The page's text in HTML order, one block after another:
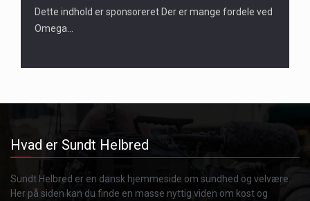
Dette indhold er sponsoreret Der er mange fordele ved
Omega…
Hvad er Sundt Helbred
Sundt Helbred er en dansk hjemmeside om sundhed og velvære.
Her på siden kan du finde en masse nyttig viden om kost og